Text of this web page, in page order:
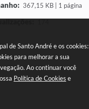
de Santo André e os cookies:
para melhorar a sua
Ao continuar você
Política de Cookies e
367,15 KB | 1 página